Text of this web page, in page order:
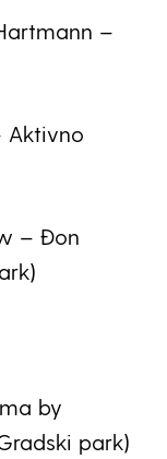
–
Aktivno
– Đon
by
park)